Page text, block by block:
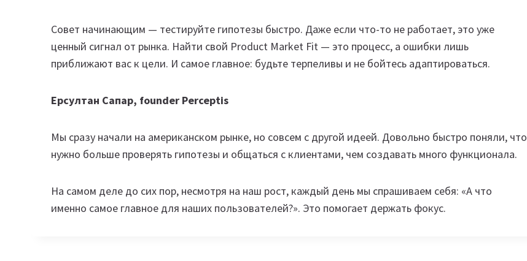
Совет начинающим — тестируйте гипотезы быстро. Даже если что-то не работает, это уже
ценный сигнал от рынка. Найти свой Product Market Fit — это процесс, а ошибки лишь
приближают вас к цели. И самое главное: будьте терпеливы и не бойтесь адаптироваться.
Ерсултан Сапар, founder Perceptis
Мы сразу начали на американском рынке, но совсем с другой идеей. Довольно быстро поняли, что
нужно больше проверять гипотезы и общаться с клиентами, чем создавать много функционала.
На самом деле до сих пор, несмотря на наш рост, каждый день мы спрашиваем себя: «А что
именно самое главное для наших пользователей?». Это помогает держать фокус.